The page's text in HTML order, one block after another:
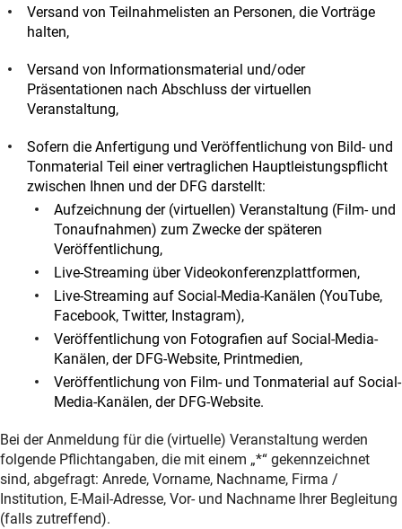
Versand von Teilnahmelisten an Personen, die Vorträge
halten,
Versand von Informationsmaterial und/oder
Präsentationen nach Abschluss der virtuellen
Veranstaltung,
Sofern die Anfertigung und Veröffentlichung von Bild- und
Tonmaterial Teil einer vertraglichen Hauptleistungspflicht
zwischen Ihnen und der DFG darstellt:
Aufzeichnung der (virtuellen) Veranstaltung (Film- und
Tonaufnahmen) zum Zwecke der späteren
Veröffentlichung,
Live-Streaming über Videokonferenzplattformen,
Live-Streaming auf Social-Media-Kanälen (YouTube,
Facebook, Twitter, Instagram),
Veröffentlichung von Fotografien auf Social-Media-
Kanälen, der DFG-Website, Printmedien,
Veröffentlichung von Film- und Tonmaterial auf Social-
Media-Kanälen, der DFG-Website.
Bei der Anmeldung für die (virtuelle) Veranstaltung werden
folgende Pflichtangaben, die mit einem „*“ gekennzeichnet
sind, abgefragt: Anrede, Vorname, Nachname, Firma /
Institution, E-Mail-Adresse, Vor- und Nachname Ihrer Begleitung
(falls zutreffend).